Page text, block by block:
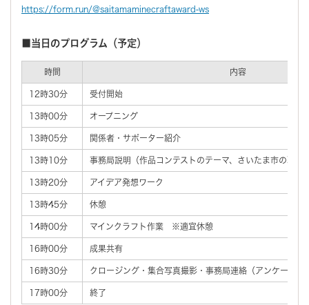
https://form.run/@saitamaminecraftaward-ws
■当日のプログラム（予定）
時間 内容
12時30分 受付開始
13時00分 オープニング
13時05分 関係者・サポーター紹介
13時10分 事務局説明（作品コンテストのテーマ、さいたま市の取組
13時20分 アイデア発想ワーク
13時45分 休憩
14時00分 マインクラフト作業 ※適宜休憩
16時00分 成果共有
16時30分 クロージング・集合写真撮影・事務局連絡（アンケート記
17時00分 終了